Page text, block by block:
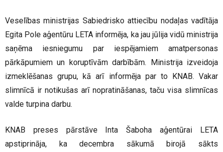
Veselības ministrijas Sabiedrisko attiecību nodaļas vadītāja
Egita Pole aģentūru LETA informēja, ka jau jūlija vidū ministrija
saņēma iesniegumu par iespējamiem amatpersonas
pārkāpumiem un koruptīvām darbībām. Ministrija izveidoja
izmeklēšanas grupu, kā arī informēja par to KNAB. Vakar
slimnīcā ir notikušas arī nopratināšanas, taču visa slimnīcas
valde turpina darbu.
KNAB preses pārstāve Inta Šaboha aģentūrai LETA
apstiprināja, ka decembra sākumā birojā sākts